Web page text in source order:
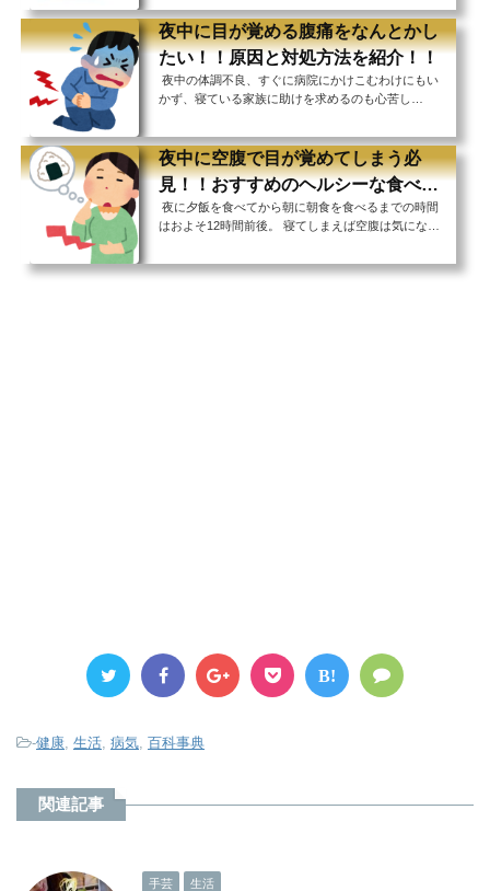
と...
間頻尿は加齢による症状の1つではありますが、20代
という若い世代にも起こり得ることなのです。 ただ
トイレに目が覚めるだけなら問題ありませんが、トイ
レに行ってから布団に戻っても 寝付けなくなってし
まったり 目が覚める回数が頻繁だったり何週間も続
くようだと睡眠不足に陥り、日中に眠くなって仕事な
くなって...
夜中に目が覚める腹痛をなんとかし
たい！！原因と対処方法を紹介！！
夜中の体調不良、すぐに病院にかけこむわけにもい
かず、寝ている家族に助けを求めるのも心苦し
さらに体調を悪化させる可能性も・・・ 今回ご紹介
するのは夜中の腹痛の原因と対処方法についてです。
腹痛には痛む場所や痛みのタイプによって異なる様々
な原因があります。 たまたま疲れや食べ合わせの問
題で一晩つらい思いをした、というくらいならまだし
も、慢性的に腹痛で目が覚めるような事態は病気が潜
る...
夜中に空腹で目が覚めてしまう必
見！！おすすめのヘルシーな食べ物
を紹介！！
夜に夕飯を食べてから朝に朝食を食べるまでの時間
はおよそ12時間前後。 寝てしまえば空腹は気になり
しまったときに強い空腹感を感じるとなかなか寝付け
B!
-健康 生活 病気 百科事典
関連記事
手芸 生活